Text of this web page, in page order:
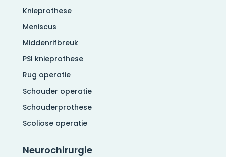
Knieprothese
Meniscus
Middenrifbreuk
PSI knieprothese
Rug operatie
Schouder operatie
Schouderprothese
Scoliose operatie
Neurochirurgie